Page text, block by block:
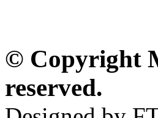
© Copyright
reserved.